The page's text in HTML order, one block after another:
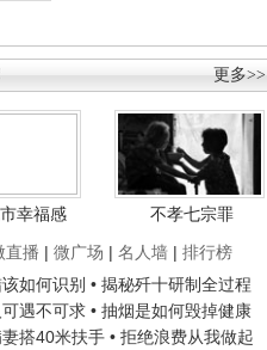
更多>>
幸福感
不孝七宗罪
直播 | 微广场 | 名人墙 | 排行榜
如何识别 • 揭秘歼十研制全过程
遇不可求 • 抽烟是如何毁掉健康
搭40米扶手 • 拒绝浪费从我做起